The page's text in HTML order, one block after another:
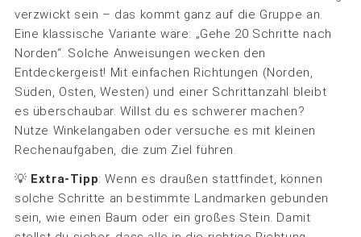
verzwickt sein – das kommt ganz auf die Gruppe an.
Eine klassische Variante wäre: „Gehe 20 Schritte nach
Norden“. Solche Anweisungen wecken den
Entdeckergeist! Mit einfachen Richtungen (Norden,
Süden, Osten, Westen) und einer Schrittanzahl bleibt
es überschaubar. Willst du es schwerer machen?
Nutze Winkelangaben oder versuche es mit kleinen
Rechenaufgaben, die zum Ziel führen.
💡 Extra-Tipp: Wenn es draußen stattfindet, können
solche Schritte an bestimmte Landmarken gebunden
sein, wie einen Baum oder ein großes Stein. Damit